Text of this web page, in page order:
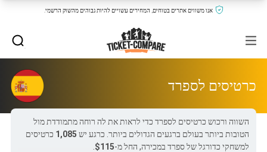
אנו משווים אתרים בטוחים, המחירים עשויים להיות גבוהים מהשוק הרשמי.
כרטיסים לספרד
השווה ורכוש כרטיסים לספרד כדי לראות את לה רוחה מתמודדת מול
הטובות ביותר בעולם ברגעים הגדולים ביותר. כרגע יש 1,085 כרטיסים
למשחקי כדורגל של ספרד במכירה, החל מ-$115